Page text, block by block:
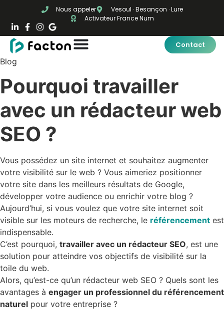
Nous appeler
Vesoul · Besançon · Lure
Activateur France Num
Contact
Blog
Pourquoi travailler
avec un rédacteur web
SEO ?
Vous possédez un site internet et souhaitez augmenter
votre visibilité sur le web ? Vous aimeriez positionner
votre site dans les meilleurs résultats de Google,
développer votre audience ou enrichir votre blog ?
Aujourd’hui, si vous voulez que votre site internet soit
visible sur les moteurs de recherche, le référencement est
indispensable.
C’est pourquoi, travailler avec un rédacteur SEO, est une
solution pour atteindre vos objectifs de visibilité sur la
toile du web.
Alors, qu’est-ce qu’un rédacteur web SEO ? Quels sont les
avantages à engager un professionnel du référencement
naturel pour votre entreprise ?